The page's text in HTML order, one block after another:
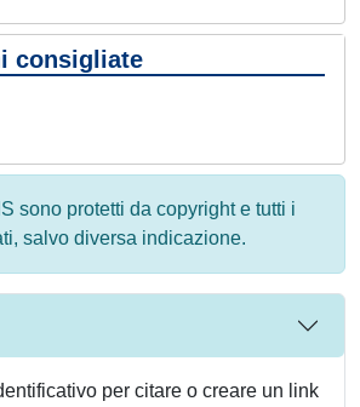
consigliate
sono protetti da copyright e tutti i
salvo diversa indicazione.
per citare o creare un link